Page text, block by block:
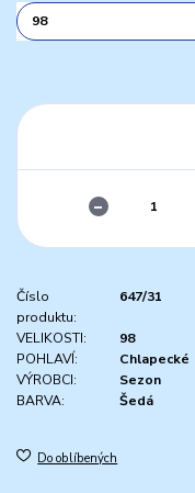
Číslo
produktu:
647/31
VELIKOSTI:
98
POHLAVÍ:
Chlapecké
VÝROBCI:
Sezon
BARVA:
Šedá
Do oblíbených